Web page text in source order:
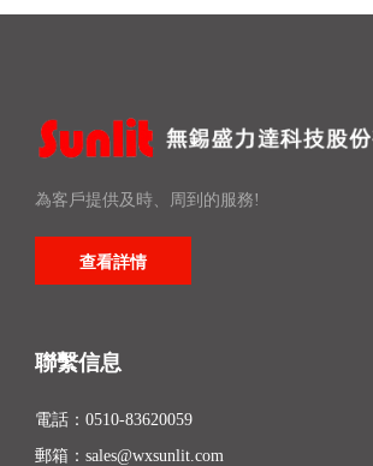
為客戶提供及時、周到的服務!
查看詳情
聯繫信息
電話： 0510-83620059
郵箱： sales@wxsunlit.com